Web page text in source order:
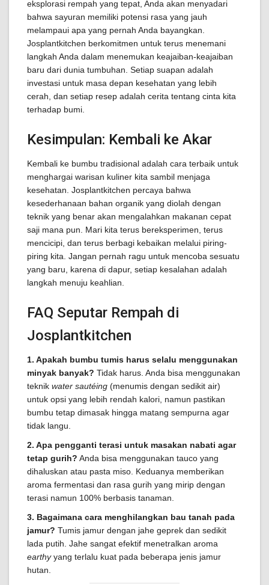
eksplorasi rempah yang tepat, Anda akan menyadari
bahwa sayuran memiliki potensi rasa yang jauh
melampaui apa yang pernah Anda bayangkan.
Josplantkitchen berkomitmen untuk terus menemani
langkah Anda dalam menemukan keajaiban-keajaiban
baru dari dunia tumbuhan. Setiap suapan adalah
investasi untuk masa depan kesehatan yang lebih
cerah, dan setiap resep adalah cerita tentang cinta kita
terhadap bumi.
Kesimpulan: Kembali ke Akar
Kembali ke bumbu tradisional adalah cara terbaik untuk
menghargai warisan kuliner kita sambil menjaga
kesehatan. Josplantkitchen percaya bahwa
kesederhanaan bahan organik yang diolah dengan
teknik yang benar akan mengalahkan makanan cepat
saji mana pun. Mari kita terus bereksperimen, terus
mencicipi, dan terus berbagi kebaikan melalui piring-
piring kita. Jangan pernah ragu untuk mencoba sesuatu
yang baru, karena di dapur, setiap kesalahan adalah
langkah menuju keahlian.
FAQ Seputar Rempah di
Josplantkitchen
1. Apakah bumbu tumis harus selalu menggunakan
minyak banyak? Tidak harus. Anda bisa menggunakan
teknik water sautéing (menumis dengan sedikit air)
untuk opsi yang lebih rendah kalori, namun pastikan
bumbu tetap dimasak hingga matang sempurna agar
tidak langu.
2. Apa pengganti terasi untuk masakan nabati agar
tetap gurih? Anda bisa menggunakan tauco yang
dihaluskan atau pasta miso. Keduanya memberikan
aroma fermentasi dan rasa gurih yang mirip dengan
terasi namun 100% berbasis tanaman.
3. Bagaimana cara menghilangkan bau tanah pada
jamur? Tumis jamur dengan jahe geprek dan sedikit
lada putih. Jahe sangat efektif menetralkan aroma
earthyyang terlalu kuat pada beberapa jenis jamur
hutan.